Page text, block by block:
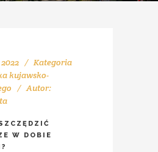
Kategoria
kujawsko-
Autor:
W DOBIE